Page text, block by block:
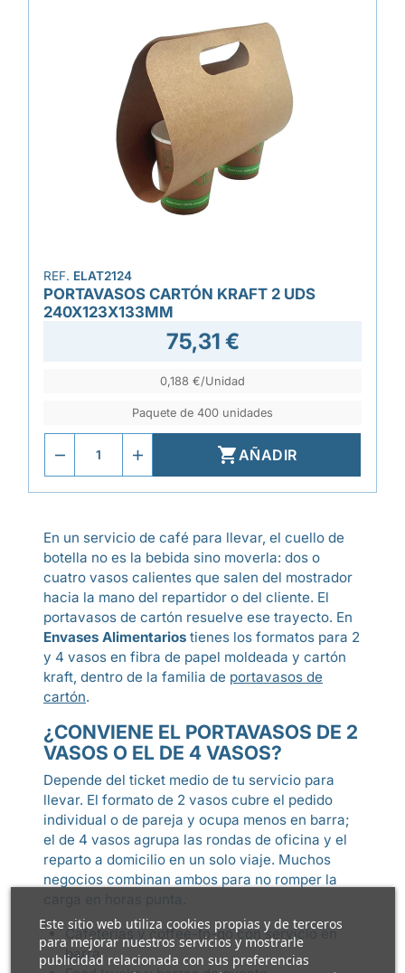
Este sitio web utiliza cookies propias y de terceros
para mejorar nuestros servicios y mostrarle
publicidad relacionada con sus preferencias
REF. ELAT2124
PORTAVASOS CARTÓN KRAFT 2 UDS
240X123X133MM
75,31 €
0,188 €/Unidad
Paquete de 400 unidades
AÑADIR
En un servicio de café para llevar, el cuello de
botella no es la bebida sino moverla: dos o
cuatro vasos calientes que salen del mostrador
hacia la mano del repartidor o del cliente. El
portavasos de cartón resuelve ese trayecto. En
Envases Alimentarios tienes los formatos para 2
y 4 vasos en fibra de papel moldeada y cartón
kraft, dentro de la familia de portavasos de
cartón.
¿CONVIENE EL PORTAVASOS DE 2
VASOS O EL DE 4 VASOS?
Depende del ticket medio de tu servicio para
llevar. El formato de 2 vasos cubre el pedido
individual o de pareja y ocupa menos en barra;
el de 4 vasos agrupa las rondas de oficina y el
reparto a domicilio en un solo viaje. Muchos
negocios combinan ambos para no romper la
Cafeterías y coffee-to-go con servicio en
barra.